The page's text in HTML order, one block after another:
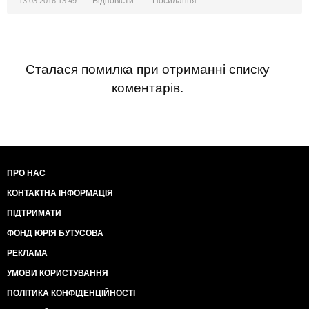
Сталася помилка при отриманні списку
коментарів.
ПРО НАС
КОНТАКТНА ІНФОРМАЦІЯ
ПІДТРИМАТИ
ФОНД ЮРІЯ БУТУСОВА
РЕКЛАМА
УМОВИ КОРИСТУВАННЯ
ПОЛІТИКА КОНФІДЕНЦІЙНОСТІ